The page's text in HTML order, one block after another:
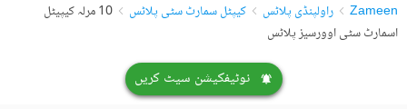
Zameen راولپنڈی پلاٹس کیپٹل سمارٹ سٹی پلاٹس
10 مرلہ کیپیٹل
اسمارٹ سٹی اوورسیز پلاٹس
نوٹیفکیشن سیٹ کریں